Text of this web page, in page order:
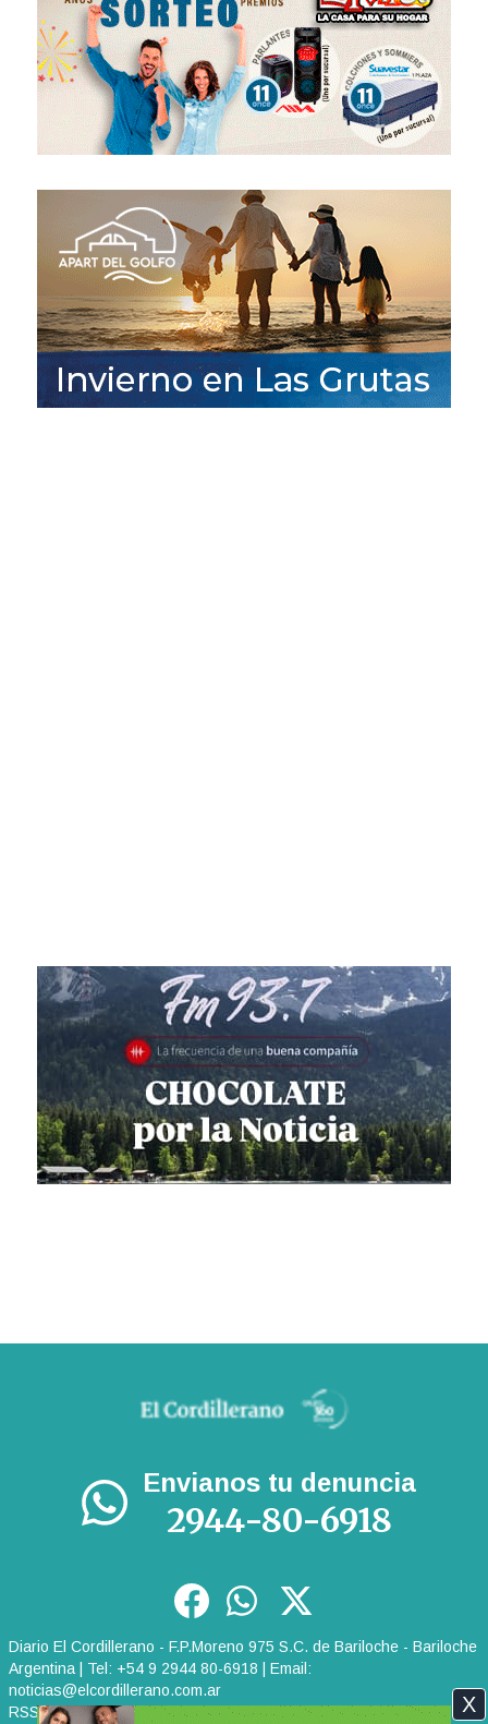
Envianos tu denuncia
2944-80-6918
Diario El Cordillerano - F.P.Moreno 975 S.C. de Bariloche - Bariloche
Argentina | Tel: +54 9 2944 80-6918 | Email:
noticias@elcordillerano.com.ar
RSS|Media Kit| Políticas de Privacidad| Archivo X